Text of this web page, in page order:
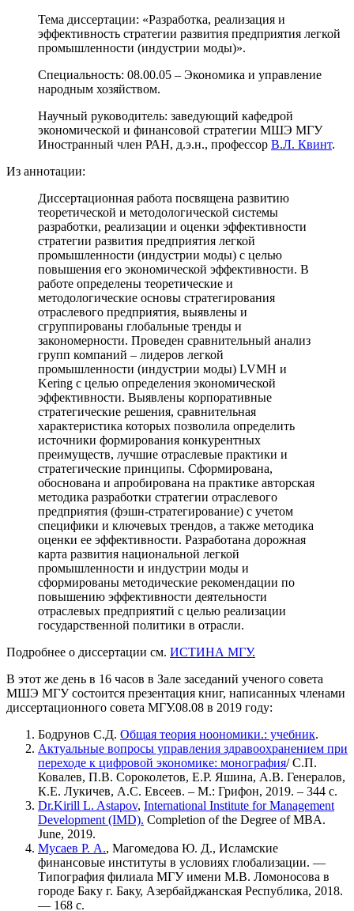
Тема диссертации: «Разработка, реализация и
эффективность стратегии развития предприятия легкой
промышленности (индустрии моды)».
Специальность: 08.00.05 – Экономика и управление
народным хозяйством.
Научный руководитель: заведующий кафедрой
экономической и финансовой стратегии МШЭ МГУ
Иностранный член РАН, д.э.н., профессор В.Л. Квинт.
Из аннотации:
Диссертационная работа посвящена развитию
теоретической и методологической системы
разработки, реализации и оценки эффективности
стратегии развития предприятия легкой
промышленности (индустрии моды) с целью
повышения его экономической эффективности. В
работе определены теоретические и
методологические основы стратегирования
отраслевого предприятия, выявлены и
сгруппированы глобальные тренды и
закономерности. Проведен сравнительный анализ
групп компаний – лидеров легкой
промышленности (индустрии моды) LVMH и
Kering c целью определения экономической
эффективности. Выявлены корпоративные
стратегические решения, сравнительная
характеристика которых позволила определить
источники формирования конкурентных
преимуществ, лучшие отраслевые практики и
стратегические принципы. Сформирована,
обоснована и апробирована на практике авторская
методика разработки стратегии отраслевого
предприятия (фэшн-стратегирование) с учетом
специфики и ключевых трендов, а также методика
оценки ее эффективности. Разработана дорожная
карта развития национальной легкой
промышленности и индустрии моды и
сформированы методические рекомендации по
повышению эффективности деятельности
отраслевых предприятий с целью реализации
государственной политики в отрасли.
Подробнее о диссертации см. ИСТИНА МГУ.
В этот же день в 16 часов в Зале заседаний ученого совета
МШЭ МГУ состоится презентация книг, написанных членами
диссертационного совета МГУ.08.08 в 2019 году:
Бодрунов С.Д. Общая теория ноономики.: учебник.
Актуальные вопросы управления здравоохранением при
переходе к цифровой экономике: монография/ С.П.
Ковалев, П.В. Сороколетов, Е.Р. Яшина, А.В. Генералов,
К.Е. Лукичев, А.С. Евсеев. – М.: Грифон, 2019. – 344 с.
Dr.Kirill L. Astapov, International Institute for Management
Development (IMD). Completion of the Degree of MBA.
June, 2019.
Мусаев Р. А., Магомедова Ю. Д., Исламские
финансовые институты в условиях глобализации. —
Типография филиала МГУ имени М.В. Ломоносова в
городе Баку г. Баку, Азербайджанская Республика, 2018.
— 168 с.